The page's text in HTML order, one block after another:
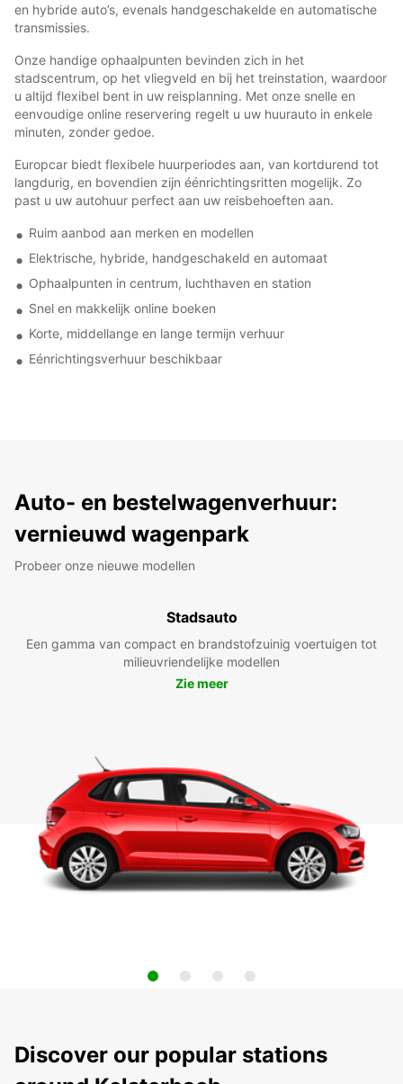
en hybride auto’s, evenals handgeschakelde en automatische
transmissies.
Onze handige ophaalpunten bevinden zich in het
stadscentrum, op het vliegveld en bij het treinstation, waardoor
u altijd flexibel bent in uw reisplanning. Met onze snelle en
eenvoudige online reservering regelt u uw huurauto in enkele
minuten, zonder gedoe.
Europcar biedt flexibele huurperiodes aan, van kortdurend tot
langdurig, en bovendien zijn éénrichtingsritten mogelijk. Zo
past u uw autohuur perfect aan uw reisbehoeften aan.
Ruim aanbod aan merken en modellen
Elektrische, hybride, handgeschakeld en automaat
Ophaalpunten in centrum, luchthaven en station
Snel en makkelijk online boeken
Korte, middellange en lange termijn verhuur
Eénrichtingsverhuur beschikbaar
Auto- en bestelwagenverhuur:
vernieuwd wagenpark
Probeer onze nieuwe modellen
Stadsauto
Een gamma van compact en brandstofzuinig voertuigen tot
milieuvriendelijke modellen
Zie meer
Discover our popular stations